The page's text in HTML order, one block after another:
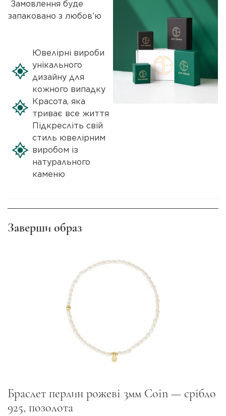
Замовлення буде
запаковано з любов’ю
Ювелірні вироби
унікального
дизайну для
кожного випадку
Красота, яка
триває все життя
Підкресліть свій
стиль ювелірним
виробом із
натурального
каменю
Заверши образ
Браслет перлин рожеві 3мм Coin — срібло
925, позолота